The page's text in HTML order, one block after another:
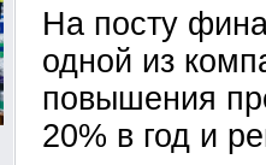
На посту
одной из
повышения
20% в год и